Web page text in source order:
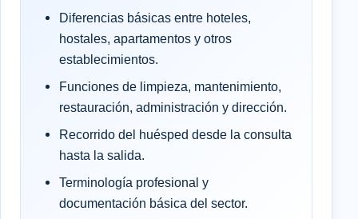
Diferencias básicas entre hoteles,
hostales, apartamentos y otros
establecimientos.
Funciones de limpieza, mantenimiento,
restauración, administración y dirección.
Recorrido del huésped desde la consulta
hasta la salida.
Terminología profesional y
documentación básica del sector.